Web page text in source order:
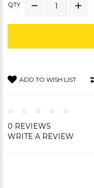
QTY
ADD TO WISH LIST
0 REVIEWS
WRITE A REVIEW